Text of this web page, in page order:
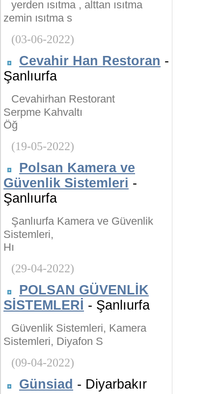
yerden ısıtma , alttan ısıtma
zemin ısıtma s
(03-06-2022)
Cevahir Han Restoran -
Şanlıurfa
Cevahirhan Restorant
Serpme Kahvaltı
Öğ
(19-05-2022)
Polsan Kamera ve
Güvenlik Sistemleri -
Şanlıurfa
Şanlıurfa Kamera ve Güvenlik
Sistemleri,
Hı
(29-04-2022)
POLSAN GÜVENLİK
SİSTEMLERİ - Şanlıurfa
Güvenlik Sistemleri, Kamera
Sistemleri, Diyafon S
(09-04-2022)
Günsiad - Diyarbakır